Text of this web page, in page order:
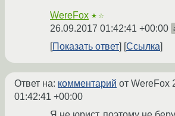
WereFox ★☆
26.09.2017 01:42:41 +00:00
Показать ответ Ссылка
Ответ на: комментарий от WereFox
01:42:41 +00:00